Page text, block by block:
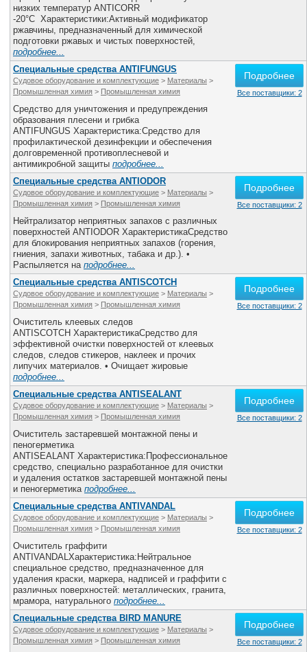
низких температур ANTICORR
-20°С Характеристики:Активный модификатор
ржавчины, предназначенный для химической
подготовки ржавых и чистых поверхностей,
подробнее...
Специальные средства ANTIFUNGUS
Судовое оборудование и комплектующие > Материалы >
Промышленная химия > Промышленная химия
Средство для уничтожения и предупреждения
образования плесени и грибка
ANTIFUNGUS Характеристика:Средство для
профилактической дезинфекции и обеспечения
долговременной противоплесневой и
антимикробной защиты подробнее...
Подробнее
Все поставщики: 2
Специальные средства ANTIODOR
Судовое оборудование и комплектующие > Материалы >
Промышленная химия > Промышленная химия
Нейтрализатор неприятных запахов с различных
поверхностей ANTIODOR ХарактеристикаСредство
для блокирования неприятных запахов (горения,
гниения, запахи животных, табака и др.). •
Распыляется на подробнее...
Подробнее
Все поставщики: 2
Специальные средства ANTISCOTCH
Судовое оборудование и комплектующие > Материалы >
Промышленная химия > Промышленная химия
Очиститель клеевых следов
ANTISCOTCH ХарактеристикаСредство для
эффективной очистки поверхностей от клеевых
следов, следов стикеров, наклеек и прочих
липучих материалов. • Очищает жировые
подробнее...
Подробнее
Все поставщики: 2
Специальные средства ANTISEALANT
Судовое оборудование и комплектующие > Материалы >
Промышленная химия > Промышленная химия
Очиститель застаревшей монтажной пены и
пеногерметика
ANTISEALANT Характеристика:Профессиональное
средство, специально разработанное для очистки
и удаления остатков застаревшей монтажной пены
и пеногерметика подробнее...
Подробнее
Все поставщики: 2
Специальные средства ANTIVANDAL
Судовое оборудование и комплектующие > Материалы >
Промышленная химия > Промышленная химия
Очиститель граффити
ANTIVANDALХарактеристика:Нейтральное
специальное средство, предназначенное для
удаления краски, маркера, надписей и граффити с
различных поверхностей: металлических, гранита,
мрамора, натурального подробнее...
Подробнее
Все поставщики: 2
Специальные средства BIRD MANURE
Судовое оборудование и комплектующие > Материалы >
Промышленная химия > Промышленная химия
Подробнее
Все поставщики: 2